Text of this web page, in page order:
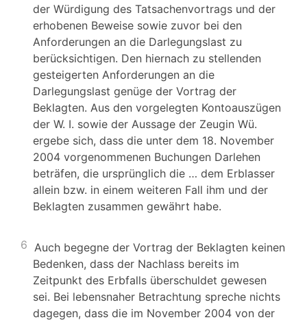
der Würdigung des Tatsachenvortrags und der
erhobenen Beweise sowie zuvor bei den
Anforderungen an die Darlegungslast zu
berücksichtigen. Den hiernach zu stellenden
gesteigerten Anforderungen an die
Darlegungslast genüge der Vortrag der
Beklagten. Aus den vorgelegten Kontoauszügen
der W. I. sowie der Aussage der Zeugin Wü.
ergebe sich, dass die unter dem 18. November
2004 vorgenommenen Buchungen Darlehen
beträfen, die ursprünglich die … dem Erblasser
allein bzw. in einem weiteren Fall ihm und der
Beklagten zusammen gewährt habe.
6 Auch begegne der Vortrag der Beklagten keinen
Bedenken, dass der Nachlass bereits im
Zeitpunkt des Erbfalls überschuldet gewesen
sei. Bei lebensnaher Betrachtung spreche nichts
dagegen, dass die im November 2004 von der